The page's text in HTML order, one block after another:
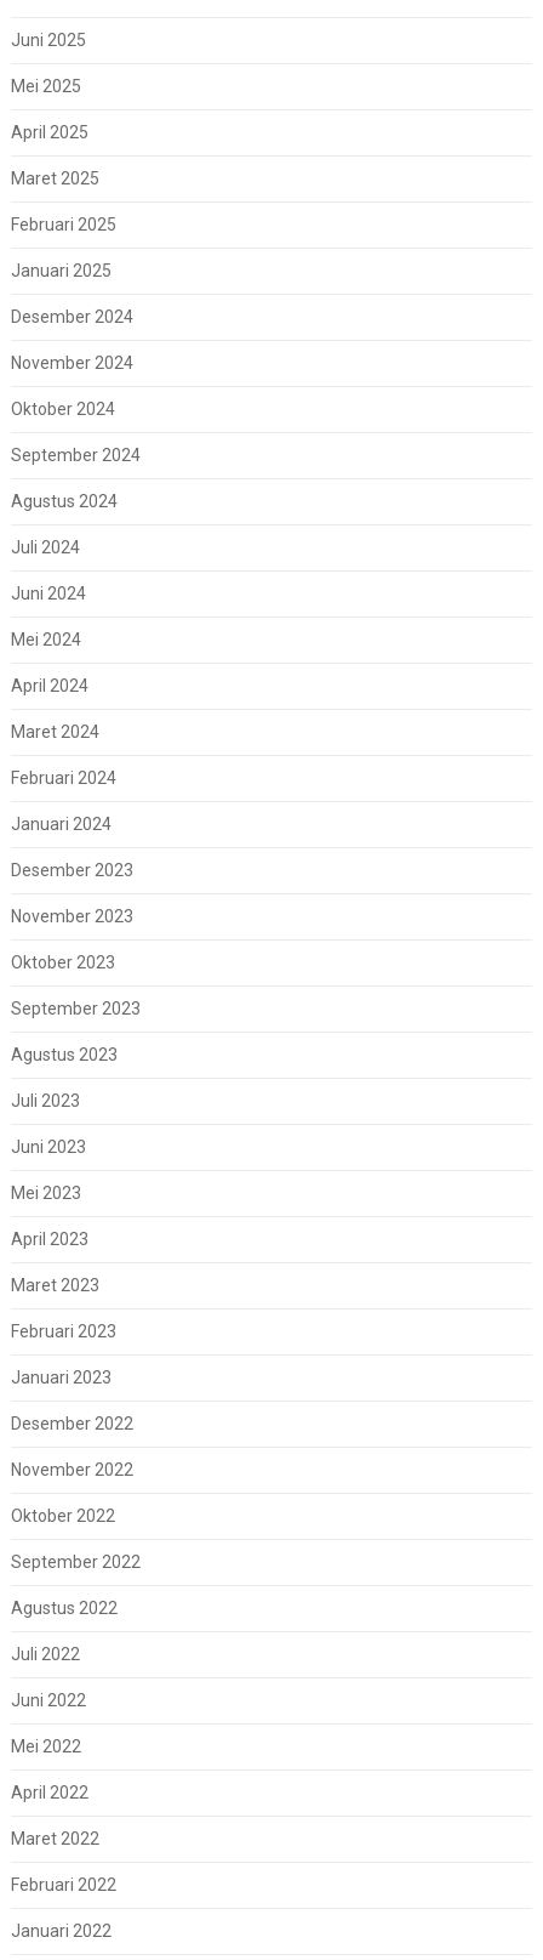
Juni 2025
Mei 2025
April 2025
Maret 2025
Februari 2025
Januari 2025
Desember 2024
November 2024
Oktober 2024
September 2024
Agustus 2024
Juli 2024
Juni 2024
Mei 2024
April 2024
Maret 2024
Februari 2024
Januari 2024
Desember 2023
November 2023
Oktober 2023
September 2023
Agustus 2023
Juli 2023
Juni 2023
Mei 2023
April 2023
Maret 2023
Februari 2023
Januari 2023
Desember 2022
November 2022
Oktober 2022
September 2022
Agustus 2022
Juli 2022
Juni 2022
Mei 2022
April 2022
Maret 2022
Februari 2022
Januari 2022